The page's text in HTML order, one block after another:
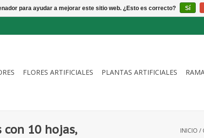
FLORES ARTIFICIALES PLANTAS ARTIFICIALES
con 10 hojas,
INICIO /
para ayudar a mejorar este sitio web. ¿Esto es correcto? Sí